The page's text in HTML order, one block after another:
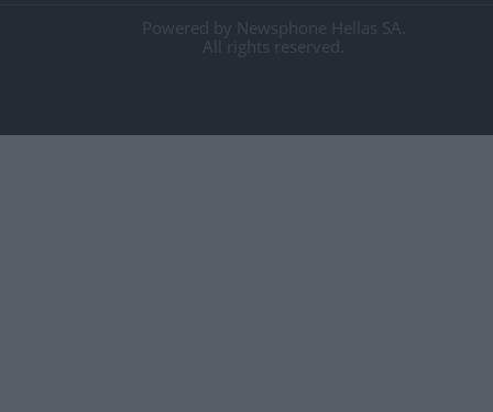
Powered by Newsphone Hellas SA.
All rights reserved.